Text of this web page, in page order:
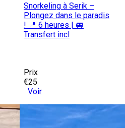
Snorkeling à Serik –
Plongez dans le paradis
! 📍 6 heures | 🚐
Transfert incl
Prix
€25
Voir